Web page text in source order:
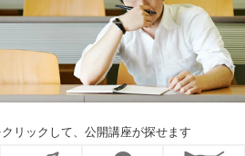
リックして、公開講座が探せます